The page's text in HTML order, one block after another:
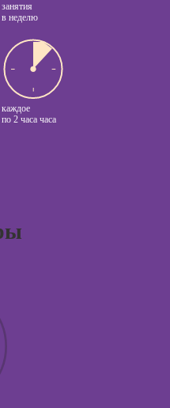
занятия
в неделю
каждое
по 2 часа часа